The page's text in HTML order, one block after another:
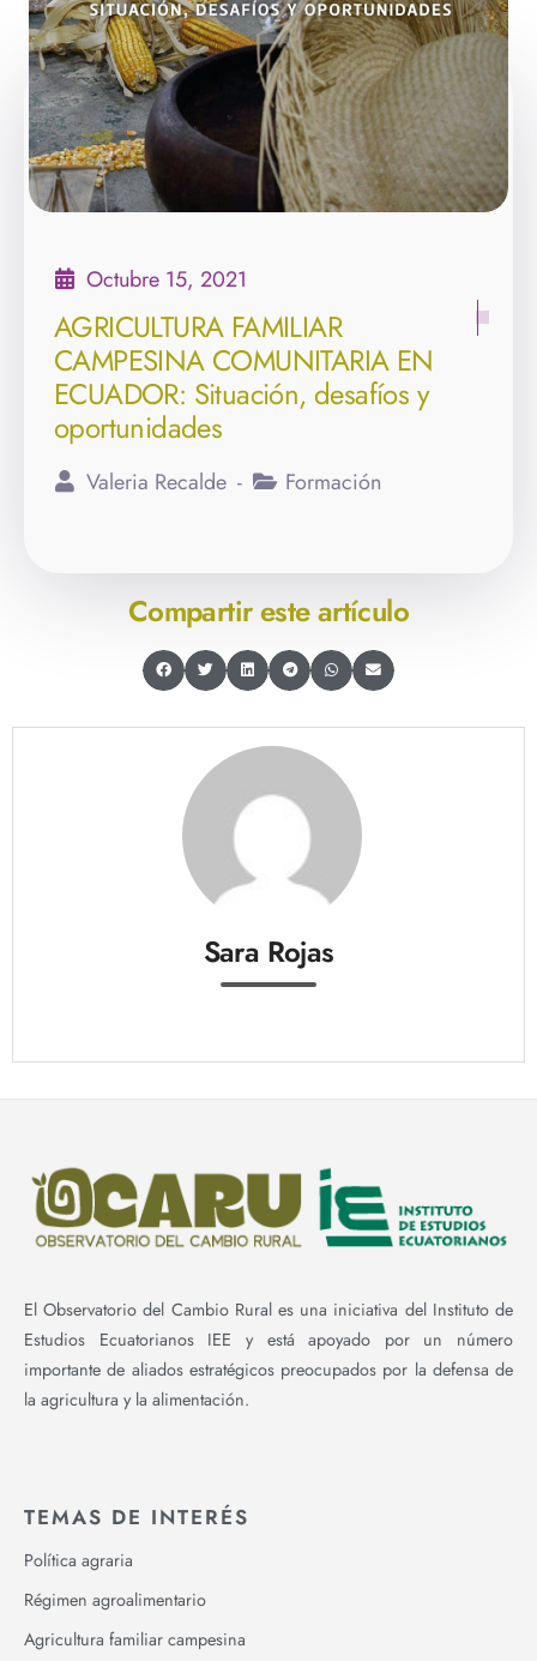
Octubre 15, 2021
AGRICULTURA FAMILIAR
CAMPESINA COMUNITARIA EN
ECUADOR: Situación, desafíos y
oportunidades
Valeria Recalde Formación
Compartir este artículo
Sara Rojas
El Observatorio del Cambio Rural es una iniciativa del Instituto de
Estudios Ecuatorianos IEE y está apoyado por un número
importante de aliados estratégicos preocupados por la defensa de
la agricultura y la alimentación.
TEMAS DE INTERÉS
Política agraria
Régimen agroalimentario
Agricultura familiar campesina